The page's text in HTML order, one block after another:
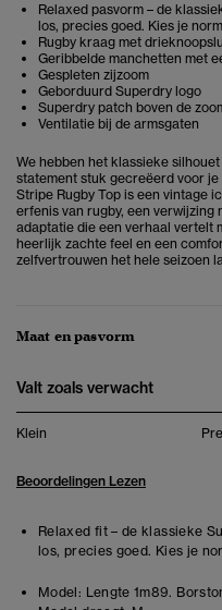
Relaxed pasvorm – de
los, precies goed. Kies je
Rugby kraag met
Geribbelde manchetten met
Gespleten zijzoom
Geborduurd Superdry logo
Superdry patch boven de
Ventilatie bij de armsgaten
We hebben het klassieke
statement stuk gecreëerd voor
Stripe Rugby Top is een vintage
erfenis van rugby, een
adaptatie die een verhaal vertelt
heerlijk zachte feel en een
zelfvertrouwen het hele seizoen
Maat en pasvorm
Valt zoals verwacht
Klein
Beoordelingen Lezen
Relaxed fit – de klassieke
los, precies goed. Kies je
Model: Lengte 1m89.